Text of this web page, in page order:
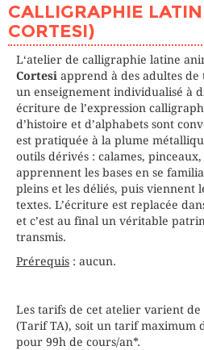
LIEU VIADUC DES ARTS (Paris
INTERVENANT (E)
PLACES DISPONIBLES Complet
HEURE 18h30 - 21h30
LIEU VIADUC DES ARTS (Paris
INTERVENANT (E) CORTESI
PLACES DISPONIBLES Complet
CALLIGRAPHIE
CORTESI)
L‘atelier de calligraphie latine
Cortesi apprend à des adultes
un enseignement individualisé à
écriture de l’expression
d’histoire et d’alphabets sont
est pratiquée à la plume
outils dérivés : calames,
apprennent les bases en se
pleins et les déliés, puis viennent
textes. L’écriture est replacée
et c’est au final un véritable
transmis.
Prérequis : aucun.
Les tarifs de cet atelier varient de
(Tarif TA), soit un tarif maximum
pour 99h de cours/an*.